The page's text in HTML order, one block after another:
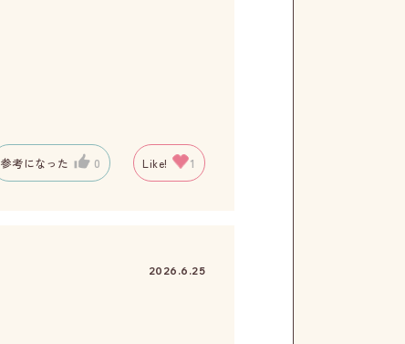
参考になった 0 Like! 1
2026.6.25